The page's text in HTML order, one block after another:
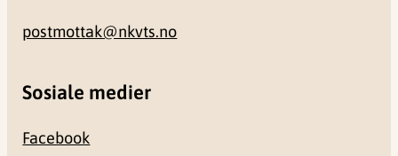
postmottak@nkvts.no
Sosiale medier
Facebook